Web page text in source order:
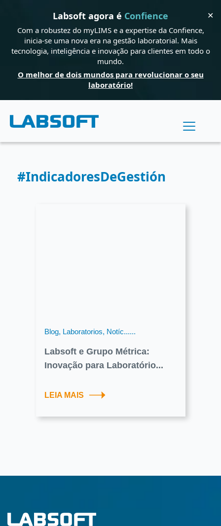
Labsoft agora é Confience
Com a robustez do myLIMS e a expertise da Confience,
inicia-se uma nova era na gestão laboratorial. Mais
tecnologia, inteligência e inovação para clientes em todo o
mundo.
O melhor de dois mundos para revolucionar o seu
laboratório!
✕
#IndicadoresDeGestión
Blog, Laboratorios, Notíc......
Labsoft e Grupo Métrica:
Inovação para Laboratório...
LEIA MAIS